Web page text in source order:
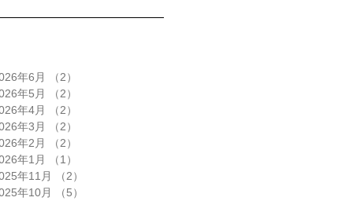
年6月 （2）
年5月
（2）
年4月
（2）
年3月
（2）
年2月
（2）
年1月
（1）
年11月
（2）
年10月
（5）